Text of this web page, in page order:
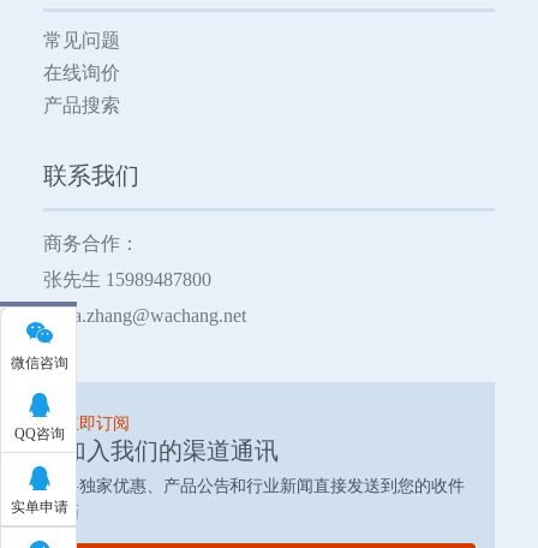
常见问题
在线询价
产品搜索
联系我们
商务合作：
张先生 15989487800
Luca.zhang@wachang.net
立即订阅
加入我们的渠道通讯
将独家优惠、产品公告和行业新闻直接发送到您的收件
箱
微信咨询
QQ咨询
实单申请